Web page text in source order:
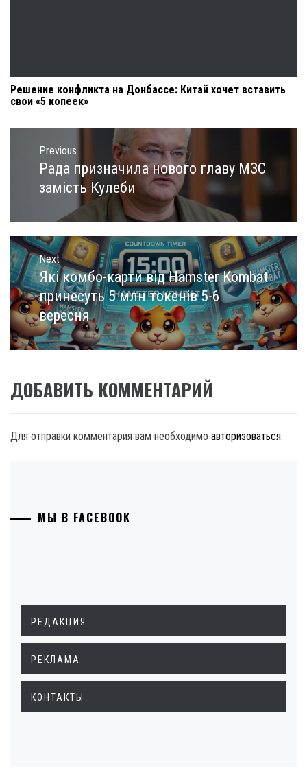
Решение конфликта на Донбассе: Китай хочет вставить
свои «5 копеек»
Навигация
записям
Previous
Previous
post:
Рада призначила нового главу МЗС
замість Кулеби
Next
Next
post:
Які комбо-карти від Hamster Kombat
принесуть 5 млн токенів 5-6
вересня
ДОБАВИТЬ КОММЕНТАРИЙ
Для отправки комментария вам необходимо авторизоваться.
МЫ В FACEBOOK
РЕДАКЦИЯ
РЕКЛАМА
КОНТАКТЫ